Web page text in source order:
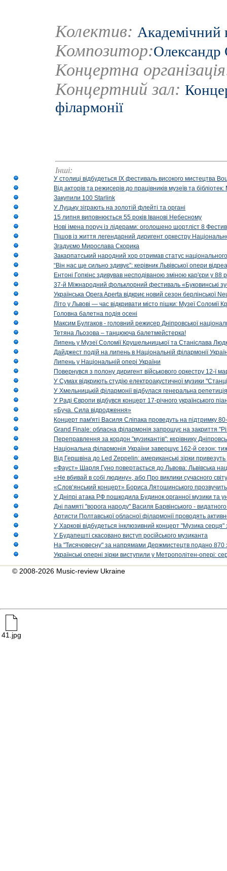
Колектив: Академічний
Композитор:Олександр
Концертна
Концертний зал:
філармонії
Інші:
У столиці відбудеться IX фестиваль високого мистецтва
Від акторів та режисерів до працівників музеїв та
Закупили 100 Starlink
У Луцьку зіграють на золотій флейті та органі
15 липня виповнюється 55 років Іванові Небесному
Нові імена поруч із лідерами: оголошено шортліст 8
Пішов із життя легендарний диригент оркестру
Згадуємо Мирослава Скорика
Закарпатський народний хор отримав статус національного
“Він нас ще сильно здивує”: керівник Львівської опери
Ентоні Гопкінс здивував несподіваною зміною кар'єри у 88
37-й Міжнародний фольклорний фестиваль «Буковинські
Українська Opera Aperta відкриє новий сезон берлінської
Літо у Львові — час відкривати місто пішки: Музеї Соломії
Головна балетна подія осені
Максим Булгаков - головний режисер Дніпровської
Тетяна Льозова – танцююча балетмейстерка!
Липень у Музеї Соломії Крушельницької та Станіслава
Дайджест подій на липень в Національній філармонії
Липень у Національній опері України
Повернувся з полону диригент військового оркестру 12-ї
У Сумах відкриють студію електроакустичної музики
У Хмельницькій філармонії відбулася генеральна
У Раді Європи відбувся концерт 17-річного українського
«Буча. Сила відродження»
Концерт пам'яті Василя Сліпака проведуть на підтримку
Grand Finale: обласна філармонія запрошує на закриття
Переправлення за кордон "музикантів": керівнику
Національна філармонія України завершує 162-й сезон:
Від Гершвіна до Led Zeppelin: американські зірки
«Фауст» Шарля Гуно повертається до Львова: Львівська
«Не вбивай в собі людину», або Про виклики сучасного світу
«Слов’янський концерт» Бориса Лятошинського
У Дніпрі атака РФ пошкодила Будинок органної музики та
Дні памяті "ворога народу" Василя Барвінського -
Артисти Полтавської обласної філармонії проводять
У Харкові відбудеться інклюзивний концерт "Музика
У Будапешті скасовано виступ російського музиканта
На "Тисячовесну" за напрямами Держмистецтв подано 870
Українські оперні зірки виступили у Метрополітен-опері:
© 2008-2026 Music-review Ukraine
41.jpg